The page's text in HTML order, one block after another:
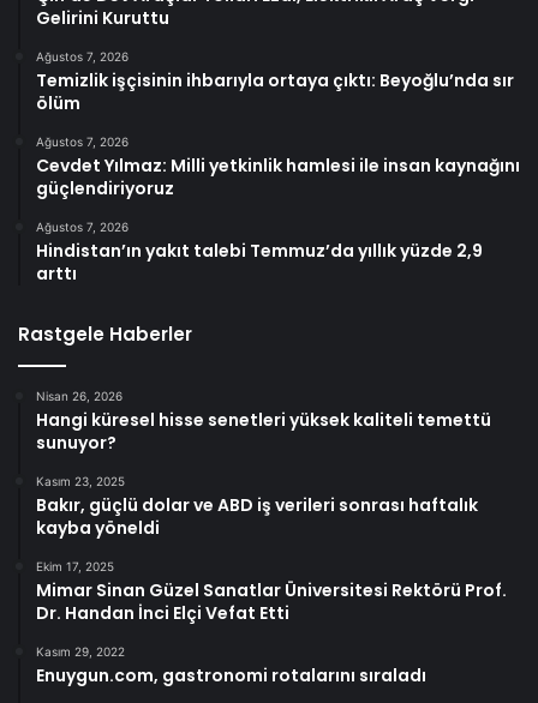
Gelirini Kuruttu
Ağustos 7, 2026
Temizlik işçisinin ihbarıyla ortaya çıktı: Beyoğlu’nda sır
ölüm
Ağustos 7, 2026
Cevdet Yılmaz: Milli yetkinlik hamlesi ile insan kaynağını
güçlendiriyoruz
Ağustos 7, 2026
Hindistan’ın yakıt talebi Temmuz’da yıllık yüzde 2,9
arttı
Rastgele Haberler
Nisan 26, 2026
Hangi küresel hisse senetleri yüksek kaliteli temettü
sunuyor?
Kasım 23, 2025
Bakır, güçlü dolar ve ABD iş verileri sonrası haftalık
kayba yöneldi
Ekim 17, 2025
Mimar Sinan Güzel Sanatlar Üniversitesi Rektörü Prof.
Dr. Handan İnci Elçi Vefat Etti
Kasım 29, 2022
Enuygun.com, gastronomi rotalarını sıraladı